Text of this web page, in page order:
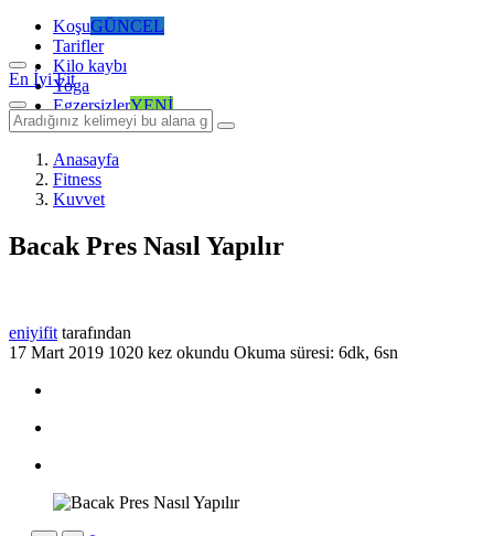
KoşuGÜNCEL
Tarifler
Kilo kaybı
Yoga
EgzersizlerYENİ
En İyi Fit
Anasayfa
Fitness
Kuvvet
Bacak Pres Nasıl Yapılır
eniyifit tarafından
17 Mart 2019 1020 kez okundu Okuma süresi: 6dk, 6sn